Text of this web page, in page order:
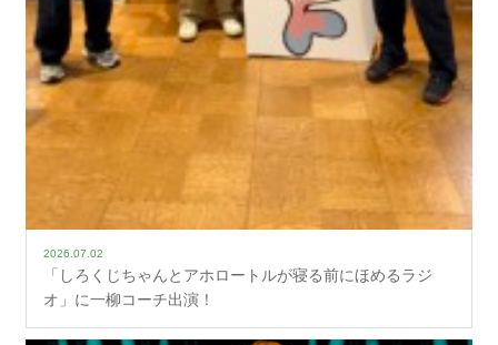
2026.07.02
「しろくじちゃんとアホロートルが寝る前にほめるラジ
オ」に一柳コーチ出演！